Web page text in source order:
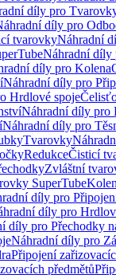
díly pro
díly pro
tvarovkyNáhradní
Náhradní díly
díly pro Kolena
Náhradní díly pro
Hrdlové spoje
Náhradní díly pro
Náhradní díly pro
Tvarovky
RedukceČisticí
Zvláštní
SuperTube
díly pro
díly pro
díly pro Přechodky
Náhradní díly pro
Připojení
předmětů